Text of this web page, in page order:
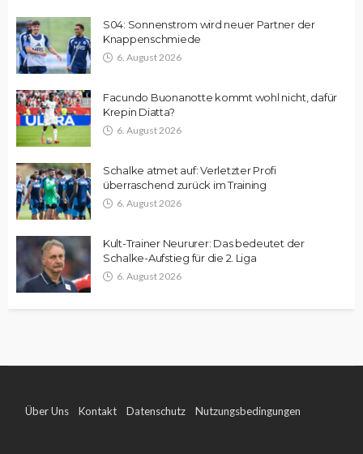
S04: Sonnenstrom wird neuer Partner der
Knappenschmiede
6. August 2026
Facundo Buonanotte kommt wohl nicht, dafür
Krepin Diatta?
6. August 2026
Schalke atmet auf: Verletzter Profi
überraschend zurück im Training
6. August 2026
Kult-Trainer Neururer: Das bedeutet der
Schalke-Aufstieg für die 2. Liga
6. August 2026
Über Uns Kontakt Datenschutz Nutzungsbedingungen